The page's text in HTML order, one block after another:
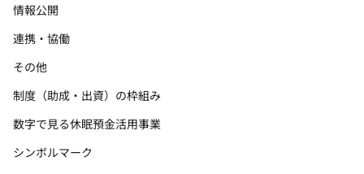
情報公開
連携・協働
その他
制度（助成・出資）の枠組み
数字で見る休眠預金活用事業
シンボルマーク